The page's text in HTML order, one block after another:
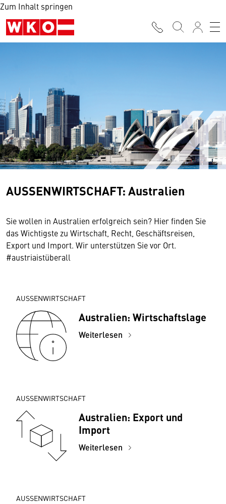
Zum Inhalt springen
AUSSENWIRTSCHAFT: Australien
Sie wollen in Australien erfolgreich sein? Hier finden Sie
das Wichtigste zu Wirtschaft, Recht, Geschäftsreisen,
Export und Import. Wir unterstützen Sie vor Ort.
#austriaistüberall
AUSSENWIRTSCHAFT
Australien: Wirtschaftslage
Weiterlesen
AUSSENWIRTSCHAFT
Australien: Export und
Import
Weiterlesen
AUSSENWIRTSCHAFT